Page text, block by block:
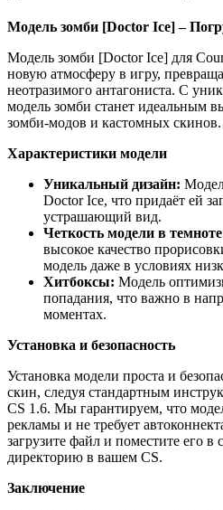
Модель зомби [Doctor Ice] –
Модель зомби [Doctor Ice] для
новую атмосферу в игру,
неотразимого антагониста. С
модель зомби станет идеальным
зомби-модов и кастомных скинов.
Характеристики модели
Уникальный дизайн:
Doctor Ice, что придаёт ей
устрашающий вид.
Четкость модели в
высокое качество
модель даже в условиях
Хитбоксы: Модель
попадания, что важно в
моментах.
Установка и безопасность
Установка модели проста и
скин, следуя стандартным
CS 1.6. Мы гарантируем, что
рекламы и не требует
загрузите файл и поместите его
директорию в вашем CS.
Заключение